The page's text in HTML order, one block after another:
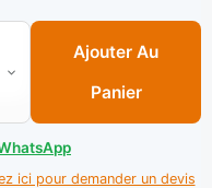
Ref: EMEH9A05**
Ajouter Au
Panier
ici pour demander un devis